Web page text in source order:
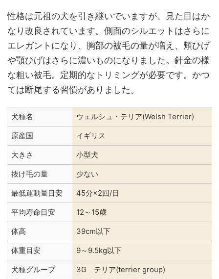
性格は元祖の犬を引き継いでいますが、見た目はか
なり改良されています。側面のシルエットはさらに
エレガントになり、胸部の被毛の量が増え、頬ひげ
や顎ひげはさらに濃いものになりました。針金の様
な粗い被毛。定期的なトリミングが必要です。かつ
ては断尾する習慣がありました。
犬種名 ウェルシュ・テリア(Welsh Terrier)
原産国 イギリス
大きさ 小型犬
抜け毛の量 少ない
最低運動量目安 45分×2回/日
平均寿命目安 12～15歳
体高 39cm以下
体重目安 9～9.5kg以下
犬種グループ 3G テリア(terrier group)